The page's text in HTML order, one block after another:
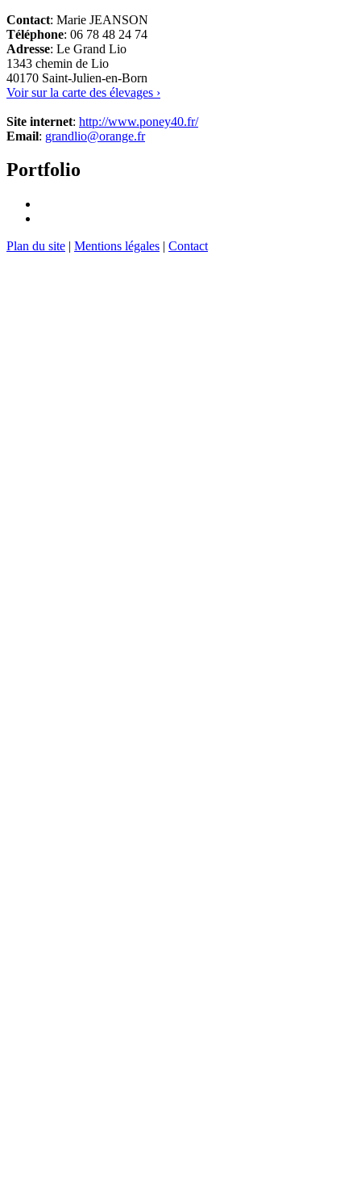
Contact: Marie JEANSON
Téléphone: 06 78 48 24 74
Adresse: Le Grand Lio
1343 chemin de Lio
40170 Saint-Julien-en-Born
Voir sur la carte des élevages ›
Site internet: http://www.poney40.fr/
Email: grandlio@orange.fr
Portfolio
Plan du site | Mentions légales | Contact